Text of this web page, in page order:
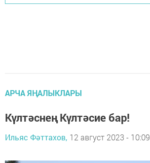
АРЧА ЯҢАЛЫКЛАРЫ
Күлтәснең Күлтәсие бар!
Ильяс Фәттахов, 12 август 2023 - 10:09